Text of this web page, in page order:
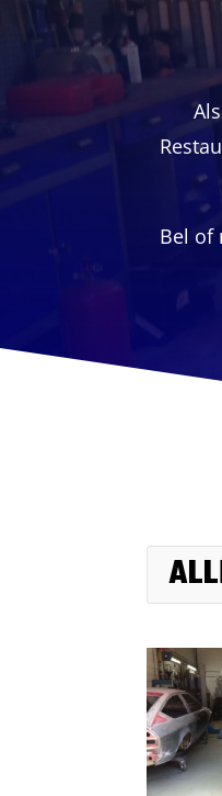
Bel of